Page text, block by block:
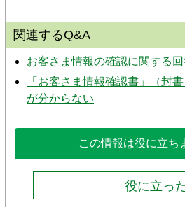
関連するQ&A
お客さま情報の確認に関する
「お客さま情報確認書」（封
が分からない
この情報は役に立ち
役に立っ